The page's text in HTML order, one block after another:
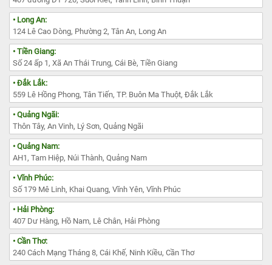
• Long An:
124 Lê Cao Dòng, Phường 2, Tân An, Long An
• Tiền Giang:
Số 24 ấp 1, Xã An Thái Trung, Cái Bè, Tiền Giang
• Đắk Lắk:
559 Lê Hồng Phong, Tân Tiến, TP. Buôn Ma Thuột, Đắk Lắk
• Quảng Ngãi:
Thôn Tây, An Vinh, Lý Sơn, Quảng Ngãi
• Quảng Nam:
AH1, Tam Hiệp, Núi Thành, Quảng Nam
• Vĩnh Phúc:
Số 179 Mê Linh, Khai Quang, Vĩnh Yên, Vĩnh Phúc
• Hải Phòng:
407 Dư Hàng, Hồ Nam, Lê Chân, Hải Phòng
• Cần Thơ:
240 Cách Mạng Tháng 8, Cái Khế, Ninh Kiều, Cần Thơ